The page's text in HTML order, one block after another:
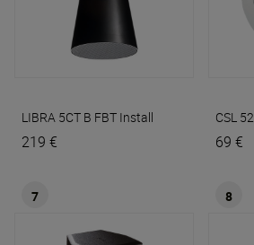
LIBRA 5CT B FBT Install
219 €
CSL
69 €
7 8